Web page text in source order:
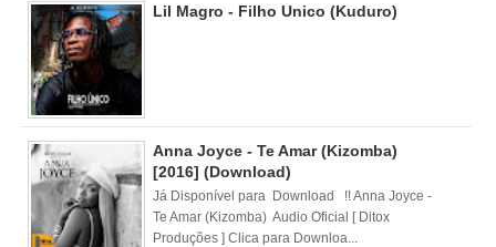
Lil Magro - Filho Unico (Kuduro)
Anna Joyce - Te Amar (Kizomba)
[2016] (Download)
Já Disponível para Download !! Anna Joyce -
Te Amar (Kizomba) Audio Oficial [ Ditox
Produções ] Clica para Downloa...